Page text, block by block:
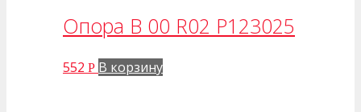
Опора B 00 R02 P123025
552 Р В корзину